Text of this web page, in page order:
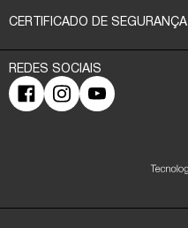
CERTIFICADO DE SEGURANÇA